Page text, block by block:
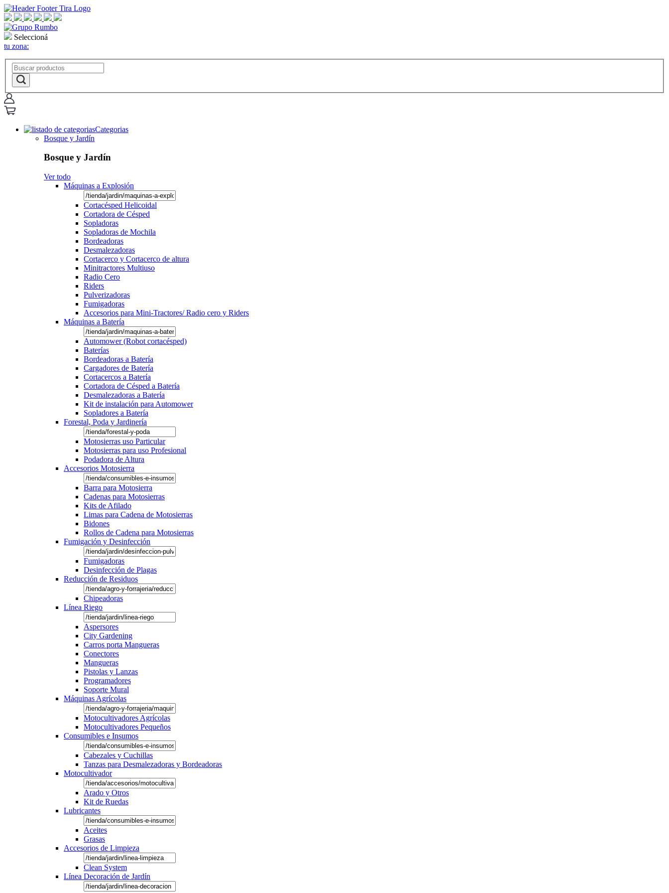
Seleccioná
tu zona:
Categorias
Bosque y Jardín
Bosque y Jardín
Ver todo
Máquinas a Explosión
Cortacésped Helicoidal
Cortadora de Césped
Sopladoras
Sopladoras de Mochila
Bordeadoras
Desmalezadoras
Cortacerco y Cortacerco de altura
Minitractores Multiuso
Radio Cero
Riders
Pulverizadoras
Fumigadoras
Accesorios para Mini-Tractores/ Radio cero y Riders
Máquinas a Batería
Automower (Robot cortacésped)
Baterías
Bordeadoras a Batería
Cargadores de Batería
Cortacercos a Batería
Cortadora de Césped a Batería
Desmalezadoras a Batería
Kit de instalación para Automower
Sopladores a Batería
Forestal, Poda y Jardinería
Motosierras uso Particular
Motosierras para uso Profesional
Podadora de Altura
Accesorios Motosierra
Barra para Motosierra
Cadenas para Motosierras
Kits de Afilado
Limas para Cadena de Motosierras
Bidones
Rollos de Cadena para Motosierras
Fumigación y Desinfección
Fumigadoras
Desinfección de Plagas
Reducción de Residuos
Chipeadoras
Línea Riego
Aspersores
City Gardening
Carros porta Mangueras
Conectores
Mangueras
Pistolas y Lanzas
Programadores
Soporte Mural
Máquinas Agrícolas
Motocultivadores Agrícolas
Motocultivadores Pequeños
Consumibles e Insumos
Cabezales y Cuchillas
Tanzas para Desmalezadoras y Bordeadoras
Motocultivador
Arado y Otros
Kit de Ruedas
Lubricantes
Aceites
Grasas
Accesorios de Limpieza
Clean System
Línea Decoración de Jardín